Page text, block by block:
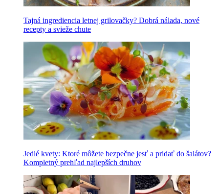
Tajná ingrediencia letnej grilovačky? Dobrá nálada, nové
recepty a svieže chute
Jedlé kvety: Ktoré môžete bezpečne jesť a pridať do šalátov?
Kompletný prehľad najlepších druhov